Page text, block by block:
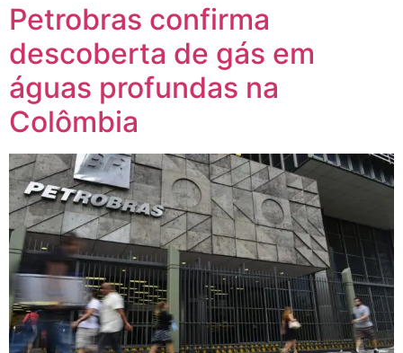
Petrobras confirma
descoberta de gás em
águas profundas na
Colômbia